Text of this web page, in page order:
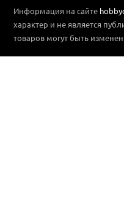
Информация на сайте
характер и не является
товаров могут быть